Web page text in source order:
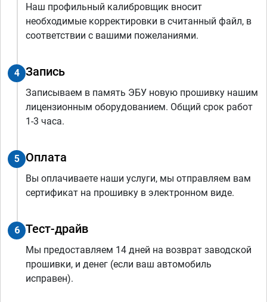
Наш профильный калибровщик вносит
необходимые корректировки в считанный файл, в
соответствии с вашими пожеланиями.
4 Запись
Записываем в память ЭБУ новую прошивку нашим
лицензионным оборудованием. Общий срок работ
1-3 часа.
5 Оплата
Вы оплачиваете наши услуги, мы отправляем вам
сертификат на прошивку в электронном виде.
6 Тест-драйв
Мы предоставляем 14 дней на возврат заводской
прошивки, и денег (если ваш автомобиль
исправен).